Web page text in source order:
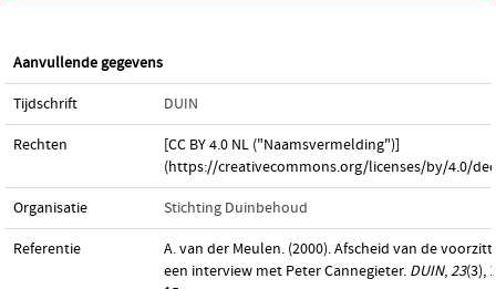
Aanvullende gegevens
Tijdschrift DUIN
Rechten
[CC BY 4.0 NL ("Naamsvermelding")]
(https://creativecommons.org/licenses/by/4.0/
Organisatie Stichting Duinbehoud
Referentie
A. van der Meulen. (2000). Afscheid van de
een interview met Peter Cannegieter. DUIN,23(3),